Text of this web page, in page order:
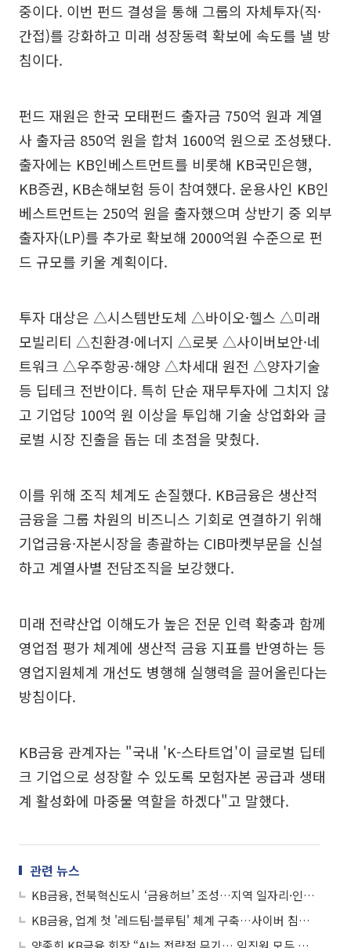
중이다. 이번 펀드 결성을 통해 그룹의 자체투자(직·
간접)를 강화하고 미래 성장동력 확보에 속도를 낼 방
침이다.
펀드 재원은 한국 모태펀드 출자금 750억 원과 계열
사 출자금 850억 원을 합쳐 1600억 원으로 조성됐다.
출자에는 KB인베스트먼트를 비롯해 KB국민은행,
KB증권, KB손해보험 등이 참여했다. 운용사인 KB인
베스트먼트는 250억 원을 출자했으며 상반기 중 외부
출자자(LP)를 추가로 확보해 2000억원 수준으로 펀
드 규모를 키울 계획이다.
투자 대상은 △시스템반도체 △바이오·헬스 △미래
모빌리티 △친환경·에너지 △로봇 △사이버보안·네
트워크 △우주항공·해양 △차세대 원전 △양자기술
등 딥테크 전반이다. 특히 단순 재무투자에 그치지 않
고 기업당 100억 원 이상을 투입해 기술 상업화와 글
로벌 시장 진출을 돕는 데 초점을 맞췄다.
이를 위해 조직 체계도 손질했다. KB금융은 생산적
금융을 그룹 차원의 비즈니스 기회로 연결하기 위해
기업금융·자본시장을 총괄하는 CIB마켓부문을 신설
하고 계열사별 전담조직을 보강했다.
미래 전략산업 이해도가 높은 전문 인력 확충과 함께
영업점 평가 체계에 생산적 금융 지표를 반영하는 등
영업지원체계 개선도 병행해 실행력을 끌어올린다는
방침이다.
KB금융 관계자는 "국내 'K-스타트업'이 글로벌 딥테
크 기업으로 성장할 수 있도록 모험자본 공급과 생태
계 활성화에 마중물 역할을 하겠다"고 말했다.
관련 뉴스
KB금융, 전북혁신도시 ‘금융허브’ 조성…지역 일자리·인프라 확충
KB금융, 업계 첫 '레드팀·블루팀' 체계 구축…사이버 침해 '선제 대응' 강화